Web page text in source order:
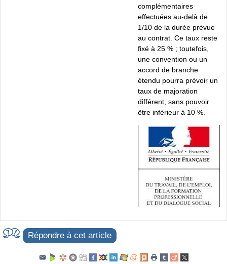
complémentaires
effectuées au-delà de
1/10 de la durée prévue
au contrat. Ce taux reste
fixé à 25 % ; toutefois,
une convention ou un
accord de branche
étendu pourra prévoir un
taux de majoration
différent, sans pouvoir
être inférieur à 10 %.
Répondre à cet article